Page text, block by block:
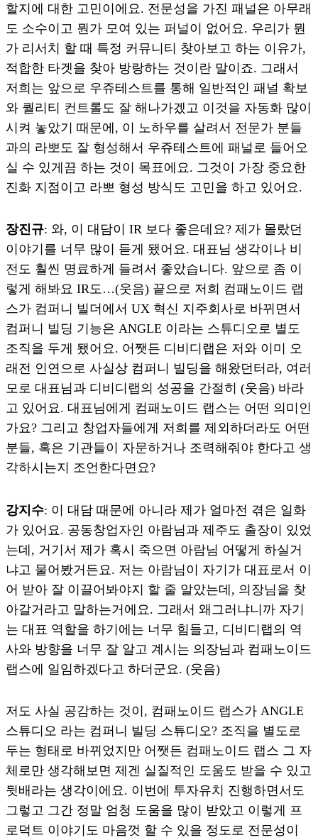
할지에 대한 고민이에요. 전문성을 가진 패널은 아무래
도 소수이고 뭔가 모여 있는 퍼널이 없어요. 우리가 뭔
가 리서치 할 때 특정 커뮤니티 찾아보고 하는 이유가,
적합한 타겟을 찾아 방랑하는 것이란 말이죠. 그래서
저희는 앞으로 우쥬테스트를 통해 일반적인 패널 확보
와 퀄리티 컨트롤도 잘 해나가겠고 이것을 자동화 많이
시켜 놓았기 때문에, 이 노하우를 살려서 전문가 분들
과의 라뽀도 잘 형성해서 우쥬테스트에 패널로 들어오
실 수 있게끔 하는 것이 목표에요. 그것이 가장 중요한
진화 지점이고 라뽀 형성 방식도 고민을 하고 있어요.
장진규: 와, 이 대담이 IR 보다 좋은데요? 제가 몰랐던
이야기를 너무 많이 듣게 됐어요. 대표님 생각이나 비
전도 훨씬 명료하게 들려서 좋았습니다. 앞으로 좀 이
렇게 해봐요 IR도…(웃음) 끝으로 저희 컴패노이드 랩
스가 컴퍼니 빌더에서 UX 혁신 지주회사로 바뀌면서
컴퍼니 빌딩 기능은 ANGLE 이라는 스튜디오로 별도
조직을 두게 됐어요. 어쨋든 디비디랩은 저와 이미 오
래전 인연으로 사실상 컴퍼니 빌딩을 해왔던터라, 여러
모로 대표님과 디비디랩의 성공을 간절히 (웃음) 바라
고 있어요. 대표님에게 컴패노이드 랩스는 어떤 의미인
가요? 그리고 창업자들에게 저희를 제외하더라도 어떤
분들, 혹은 기관들이 자문하거나 조력해줘야 한다고 생
각하시는지 조언한다면요?
강지수: 이 대담 때문에 아니라 제가 얼마전 겪은 일화
가 있어요. 공동창업자인 아람님과 제주도 출장이 있었
는데, 거기서 제가 혹시 죽으면 아람님 어떻게 하실거
냐고 물어봤거든요. 저는 아람님이 자기가 대표로서 이
어 받아 잘 이끌어봐야지 할 줄 알았는데, 의장님을 찾
아갈거라고 말하는거에요. 그래서 왜그러냐니까 자기
는 대표 역할을 하기에는 너무 힘들고, 디비디랩의 역
사와 방향을 너무 잘 알고 계시는 의장님과 컴패노이드
랩스에 일임하겠다고 하더군요. (웃음)
저도 사실 공감하는 것이, 컴패노이드 랩스가 ANGLE
스튜디오 라는 컴퍼니 빌딩 스튜디오? 조직을 별도로
두는 형태로 바뀌었지만 어쨋든 컴패노이드 랩스 그 자
체로만 생각해보면 제겐 실질적인 도움도 받을 수 있고
뒷배라는 생각이에요. 이번에 투자유치 진행하면서도
그렇고 그간 정말 엄청 도움을 많이 받았고 이렇게 프
로덕트 이야기도 마음껏 할 수 있을 정도로 전문성이